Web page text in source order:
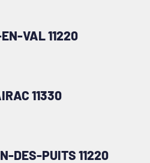
VAL 11220
11330
DES-PUITS 11220